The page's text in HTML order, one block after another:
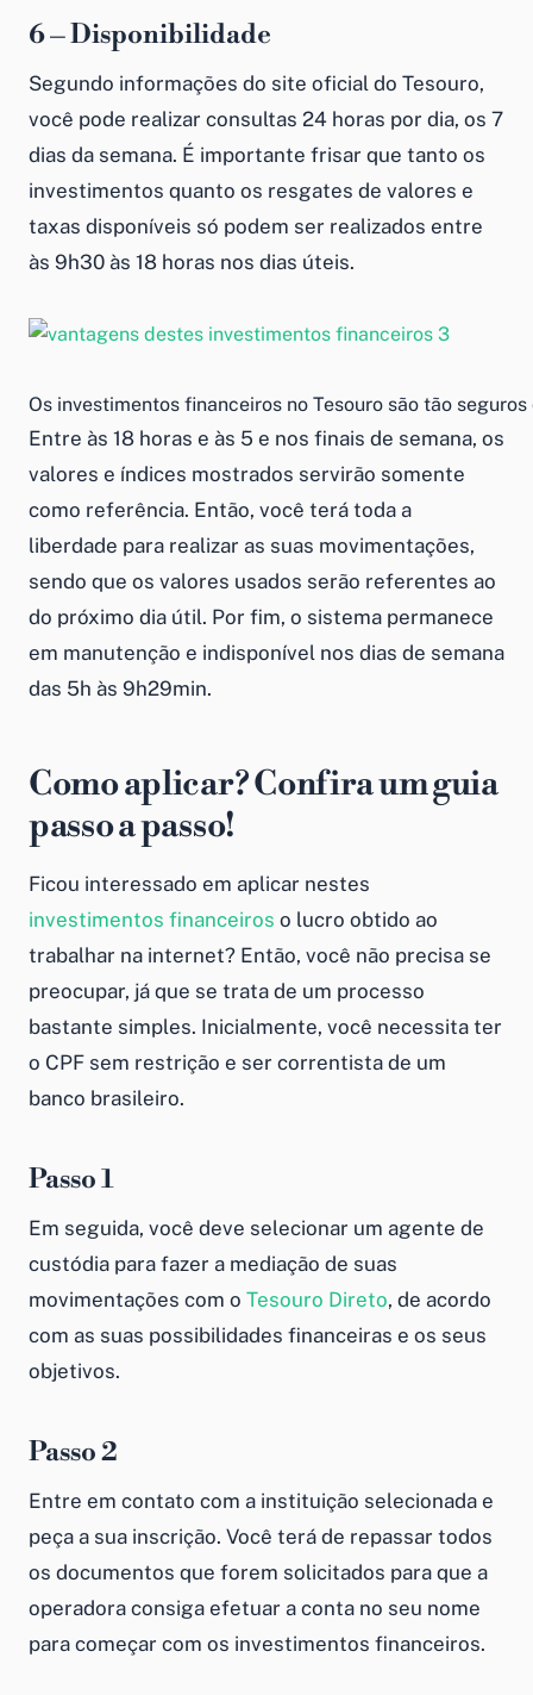
6 – Disponibilidade
Segundo informações do site oficial do Tesouro,
você pode realizar consultas 24 horas por dia, os 7
dias da semana. É importante frisar que tanto os
investimentos quanto os resgates de valores e
taxas disponíveis só podem ser realizados entre
às 9h30 às 18 horas nos dias úteis.
Os investimentos financeiros no Tesouro são tão
Entre às 18 horas e às 5 e nos finais de semana, os
valores e índices mostrados servirão somente
como referência. Então, você terá toda a
liberdade para realizar as suas movimentações,
sendo que os valores usados serão referentes ao
do próximo dia útil. Por fim, o sistema permanece
em manutenção e indisponível nos dias de semana
das 5h às 9h29min.
Como aplicar? Confira um guia
passo a passo!
Ficou interessado em aplicar nestes
investimentos financeiros o lucro obtido ao
trabalhar na internet? Então, você não precisa se
preocupar, já que se trata de um processo
bastante simples. Inicialmente, você necessita ter
o CPF sem restrição e ser correntista de um
banco brasileiro.
Passo 1
Em seguida, você deve selecionar um agente de
custódia para fazer a mediação de suas
movimentações com o Tesouro Direto, de acordo
com as suas possibilidades financeiras e os seus
objetivos.
Passo 2
Entre em contato com a instituição selecionada e
peça a sua inscrição. Você terá de repassar todos
os documentos que forem solicitados para que a
operadora consiga efetuar a conta no seu nome
para começar com os investimentos financeiros.